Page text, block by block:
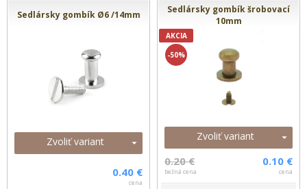
Sedlársky gombík Ø6 /14mm
Zvoliť variant
0.40 €
cena
Sedlársky gombík šrobovací
10mm
AKCIA
-50%
Zvoliť variant
0.20 €
bežná cena
0.10 €
cena